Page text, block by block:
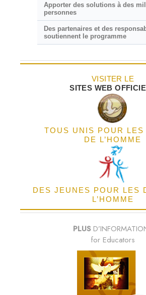
Apporter des solutions à des
personnes
Des partenaires et des
soutiennent le programme
VISITER LE
SITES WEB
TOUS UNIS POUR LES
DE L’HOMME
DES JEUNES POUR LES
L’HOMME
PLUS
for Educators